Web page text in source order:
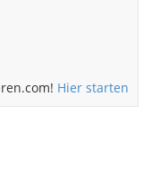
Hier starten